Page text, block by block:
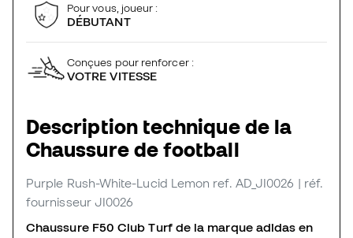
Pour vous, joueur :
DÉBUTANT
Conçues pour renforcer :
VOTRE VITESSE
Description technique de la
Chaussure de football
Purple Rush-White-Lucid Lemon ref. AD_JI0026 | réf.
fournisseur JI0026
Chaussure F50 Club Turf de la marque adidas en